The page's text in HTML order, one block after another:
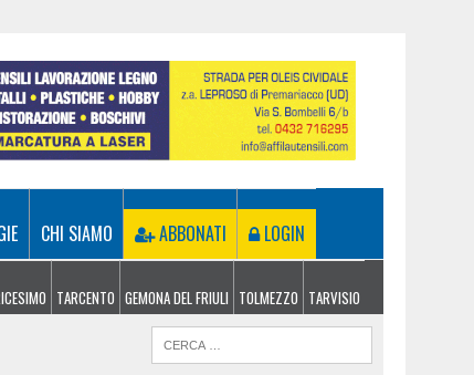
CHI SIAMO ABBONATI LOGIN
TARCENTO GEMONA DEL FRIULI TOLMEZZO TARVISIO